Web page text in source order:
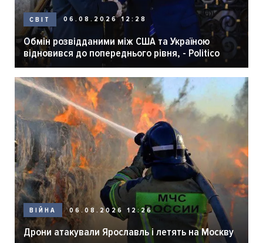
СВІТ 06.08.2026 12:28
Обмін розвідданими між США та Україною
відновився до попереднього рівня, - Politico
ВІЙНА 06.08.2026 12:26
Дрони атакували Ярославль і летять на Москву